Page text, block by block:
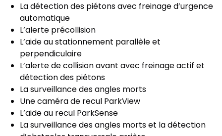
La détection des piétons avec freinage d’urgence
automatique
L’alerte précollision
L’aide au stationnement parallèle et
perpendiculaire
L’alerte de collision avant avec freinage actif et
détection des piétons
La surveillance des angles morts
Une caméra de recul ParkView
L’aide au recul ParkSense
La surveillance des angles morts et la détection